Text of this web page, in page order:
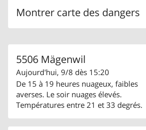
Montrer carte des dangers
5506 Mägenwil
Aujourd'hui, 9/8 dès 15:20
De 15 à 19 heures nuageux, faibles
averses. Le soir nuages élevés.
Températures entre 21 et 33 degrés.